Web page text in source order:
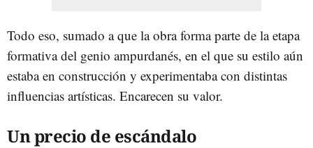
Todo eso, sumado a que la obra forma parte de la etapa
formativa del genio ampurdanés, en el que su estilo aún
estaba en construcción y experimentaba con distintas
influencias artísticas. Encarecen su valor.
Un precio de escándalo